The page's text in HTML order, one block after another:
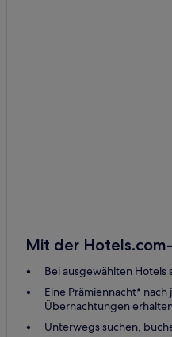
Mit der
Bei ausgewählten Hotels
Eine Prämiennacht*
Übernachtungen
Unterwegs suchen,